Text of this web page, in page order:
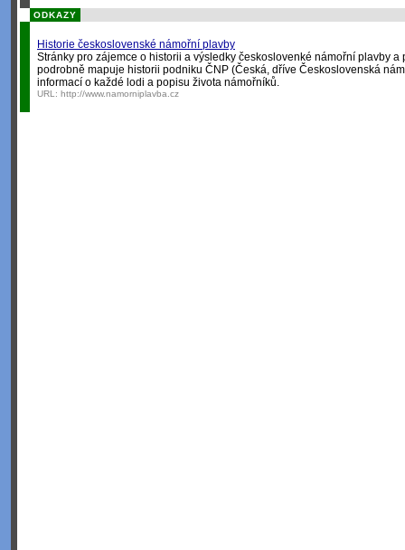
ODKAZY
Historie československé námořní plavby
Stránky pro zájemce o historii a výsledky českoslovenké námořní plavby
podrobně mapuje historii podniku ČNP (Česká, dříve Československá
informací o každé lodi a popisu života námořníků.
URL: http://www.namorniplavba.cz